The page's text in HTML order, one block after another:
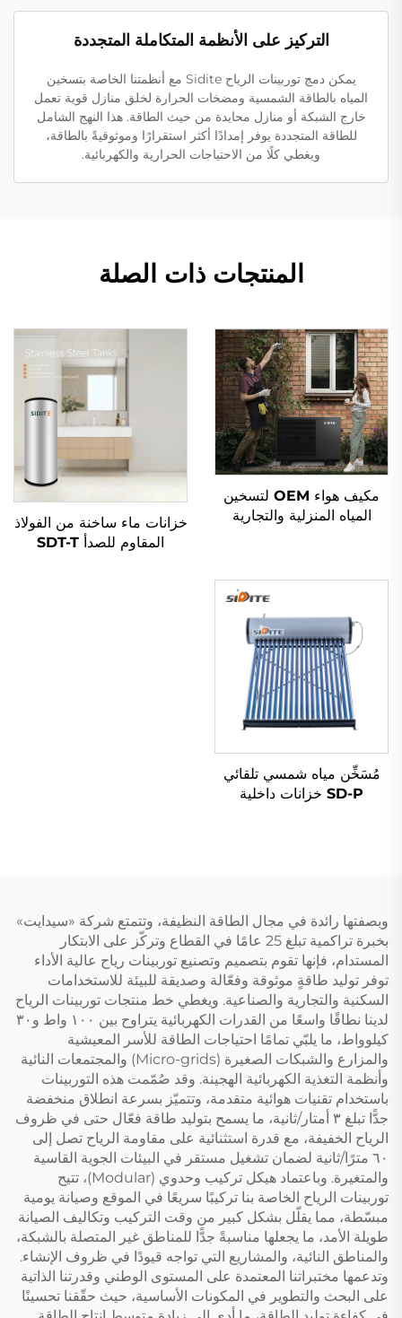
التركيز على الأنظمة المتكاملة المتجددة
يمكن دمج توربينات الرياح Sidite مع أنظمتنا الخاصة بتسخين
المياه بالطاقة الشمسية ومضخات الحرارة لخلق منازل قوية تعمل
خارج الشبكة أو منازل محايدة من حيث الطاقة. هذا النهج الشامل
للطاقة المتجددة يوفر إمدادًا أكثر استقرارًا وموثوقيةً بالطاقة،
ويغطي كلًا من الاحتياجات الحرارية والكهربائية.
المنتجات ذات الصلة
مكيف هواء OEM لتسخين
المياه المنزلية والتجارية
خزانات ماء ساخنة من الفولاذ
المقاوم للصدأ SDT-T
مُسَخِّن مياه شمسي تلقائي
SD-P خزانات داخلية
وبصفتها رائدة في مجال الطاقة النظيفة، وتتمتع شركة «سيدايت»
بخبرة تراكمية تبلغ 25 عامًا في القطاع وتركّز على الابتكار
المستدام، فإنها تقوم بتصميم وتصنيع توربينات رياح عالية الأداء
توفر توليد طاقةٍ موثوقة وفعّالة وصديقة للبيئة للاستخدامات
السكنية والتجارية والصناعية. ويغطي خط منتجات توربينات الرياح
لدينا نطاقًا واسعًا من القدرات الكهربائية يتراوح بين ١٠٠ واط و٣٠
كيلوواط، ما يلبّي تمامًا احتياجات الطاقة للأسر المعيشية
والمزارع والشبكات الصغيرة (Micro-grids) والمجتمعات النائية
وأنظمة التغذية الكهربائية الهجينة. وقد صُمّمت هذه التوربينات
باستخدام تقنيات هوائية متقدمة، وتتميّز بسرعة انطلاق منخفضة
جدًّا تبلغ ٣ أمتار/ثانية، ما يسمح بتوليد طاقة فعّال حتى في ظروف
الرياح الخفيفة، مع قدرة استثنائية على مقاومة الرياح تصل إلى
٦٠ مترًا/ثانية لضمان تشغيل مستقر في البيئات الجوية القاسية
والمتغيرة. وباعتماد هيكل تركيب وحدوي (Modular)، تتيح
توربينات الرياح الخاصة بنا تركيبًا سريعًا في الموقع وصيانة يومية
مبسّطة، مما يقلّل بشكل كبير من وقت التركيب وتكاليف الصيانة
طويلة الأمد، ما يجعلها مناسبةً جدًّا للمناطق غير المتصلة بالشبكة،
والمناطق النائية، والمشاريع التي تواجه قيودًا في ظروف الإنشاء.
وتدعمها مختبراتنا المعتمدة على المستوى الوطني وقدرتنا الذاتية
على البحث والتطوير في المكونات الأساسية، حيث حقّقنا تحسينًا